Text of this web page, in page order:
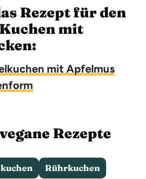
Rezept für den
mit
mit Apfelmus
Rezepte
Rührkuchen